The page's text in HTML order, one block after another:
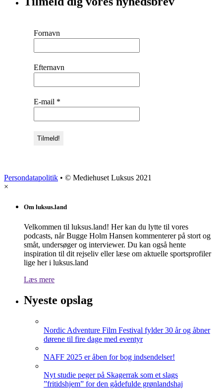
Fornavn
Efternavn
E-mail *
Persondatapolitik • © Mediehuset Luksus 2021
×
Om luksus.land
Velkommen til luksus.land! Her kan du lytte til vores
podcasts, når Bugge Holm Hansen kommenterer på stort og
småt, undersøger og interviewer. Du kan også hente
inspiration til dit rejseliv eller læse om aktuelle sportsprofiler
lige her i luksus.land
Læs mere
Nyeste opslag
Nordic Adventure Film Festival fylder 30 år og åbner
dørene til fire dage med eventyr
NAFF 2025 er åben for bog indsendelser!
Nyt studie peger på Skagerrak som et slags
”fritidshjem” for den gådefulde grønlandshaj